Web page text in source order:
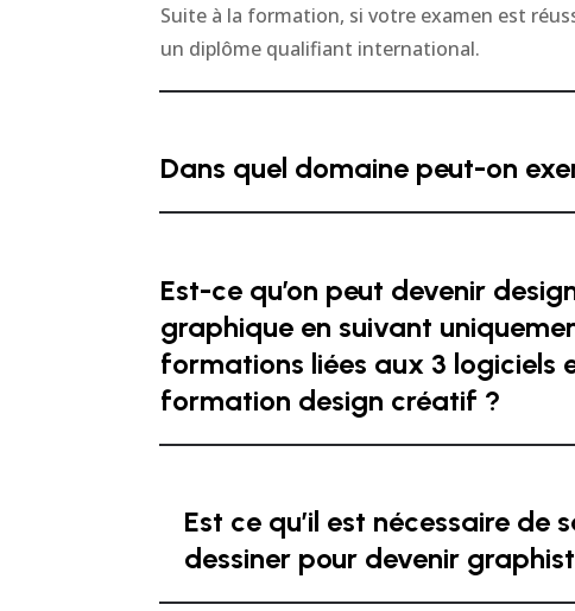
Suite à la formation, si votre examen est
un diplôme qualifiant international.
Dans quel domaine peut-on
Est-ce qu’on peut devenir
graphique en suivant
formations liées aux 3 logiciels
formation design créatif ?
Est ce qu’il est nécessaire de
dessiner pour devenir